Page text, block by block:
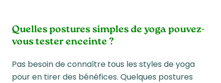
Quelles postures simples de yoga pouvez-
vous tester enceinte ?
Pas besoin de connaître tous les styles de yoga
pour en tirer des bénéfices. Quelques postures